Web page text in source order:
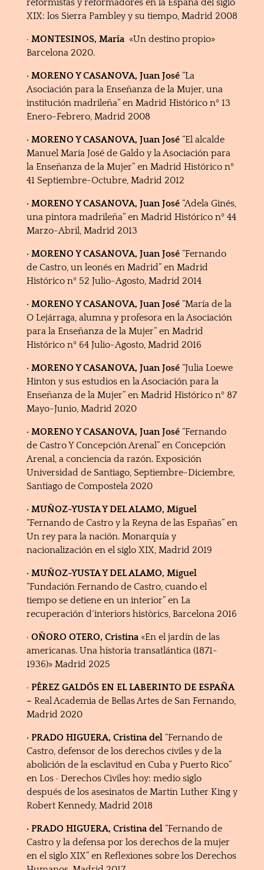
reformistas y reformadores en la España del siglo
XIX: los Sierra Pambley y su tiempo, Madrid 2008
· MONTESINOS, María«Un destino propio»
Barcelona 2020.
· MORENO Y CASANOVA, Juan José“La
Asociación para la Enseñanza de la Mujer, una
institución madrileña” en Madrid Histórico nº 13
Enero-Febrero, Madrid 2008
· MORENO Y CASANOVA, Juan José“El alcalde
Manuel María José de Galdo y la Asociación para
la Enseñanza de la Mujer” en Madrid Histórico nº
41 Septiembre-Octubre, Madrid 2012
· MORENO Y CASANOVA, Juan José“Adela Ginés,
una pintora madrileña” en Madrid Histórico nº 44
Marzo-Abril, Madrid 2013
· MORENO Y CASANOVA, Juan José“Fernando
de Castro, un leonés en Madrid” en Madrid
Histórico nº 52 Julio-Agosto, Madrid 2014
· MORENO Y CASANOVA, Juan José“María de la
O Lejárraga, alumna y profesora en la Asociación
para la Enseñanza de la Mujer” en Madrid
Histórico nº 64 Julio-Agosto, Madrid 2016
· MORENO Y CASANOVA, Juan José“Julia Loewe
Hinton y sus estudios en la Asociación para la
Enseñanza de la Mujer” en Madrid Histórico nº 87
Mayo-Junio, Madrid 2020
· MORENO Y CASANOVA, Juan José“Fernando
de Castro Y Concepción Arenal” en Concepción
Arenal, a conciencia da razón. Exposición
Universidad de Santiago, Septiembre-Diciembre,
Santiago de Compostela 2020
· MUÑOZ-YUSTA Y DEL ALAMO, Miguel
“Fernando de Castro y la Reyna de las Españas” en
Un rey para la nación. Monarquía y
nacionalización en el siglo XIX, Madrid 2019
· MUÑOZ-YUSTA Y DEL ALAMO, Miguel
“Fundación Fernando de Castro, cuando el
tiempo se detiene en un interior” en La
recuperación d´interiors històrics, Barcelona 2016
· OÑORO OTERO, Cristina«En el jardín de las
americanas. Una historia transatlántica (1871-
1936)» Madrid 2025
· PÉREZ GALDÓS EN EL LABERINTO DE ESPAÑA
– Real Academia de Bellas Artes de San Fernando,
Madrid 2020
· PRADO HIGUERA, Cristina del “Fernando de
Castro, defensor de los derechos civiles y de la
abolición de la esclavitud en Cuba y Puerto Rico”
en Los · Derechos Civiles hoy: medio siglo
después de los asesinatos de Martin Luther King y
Robert Kennedy, Madrid 2018
· PRADO HIGUERA, Cristina del “Fernando de
Castro y la defensa por los derechos de la mujer
en el siglo XIX” en Reflexiones sobre los Derechos